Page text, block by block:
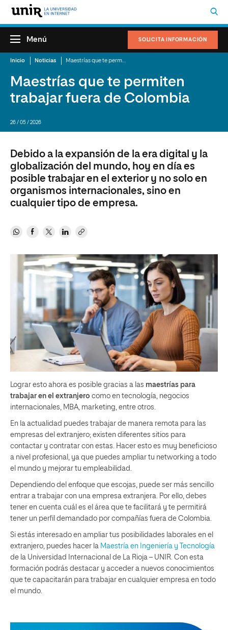
SOLICITA INFORMACIÓN
Menú
Inicio Noticias
Maestrías que te permiten
trabajar fuera de Colombia
26 / 05 / 2026
Debido a la expansión de la era digital y la
globalización del mundo, hoy en día es
posible trabajar en el exterior y no solo en
organismos internacionales, sino en
cualquier tipo de empresa.
Lograr esto ahora es posible gracias a las maestrías para
trabajar en el extranjero como en tecnología, negocios
internacionales, MBA, marketing, entre otros.
En la actualidad puedes trabajar de manera remota para las
empresas del extranjero; existen diferentes sitios para
contactar y contratar con estas. Hacer esto es muy beneficioso
a nivel profesional, ya que puedes ampliar tu networking a todo
el mundo y mejorar tu empleabilidad.
Dependiendo del enfoque que escojas, puede ser más sencillo
entrar a trabajar con una empresa extranjera. Por ello, debes
tener en cuenta cuál es el área que te facilitará y te permitirá
tener un perfil demandado por compañías fuera de Colombia.
Si estás interesado en ampliar tus posibilidades laborales en el
extranjero, puedes hacer la Maestría en Ingeniería y Tecnología
de la Universidad Internacional de La Rioja – UNIR. Con esta
formación podrás destacar y acceder a nuevos conocimientos
que te capacitarán para trabajar en cualquier empresa en todo
el mundo.